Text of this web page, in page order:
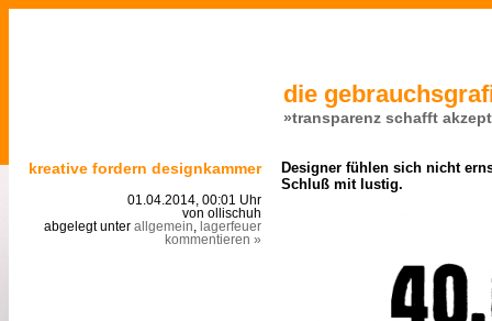
die
»transparenz schafft
kreative fordern designkammer
01.04.2014, 00:01 Uhr
von ollischuh
abgelegt unter allgemein
lagerfeuer
kommentieren »
Designer fühlen sich nicht
Schluß mit lustig.